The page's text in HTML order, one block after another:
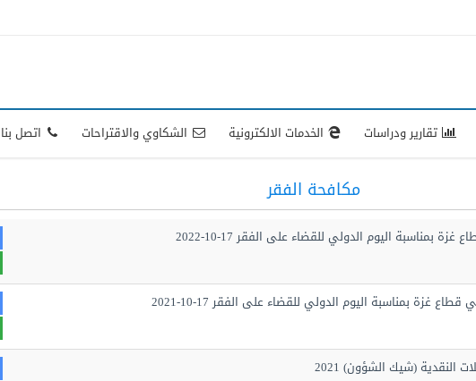
تقارير ودراسات الخدمات الالكترونية الشكاوي والاقتراحات اتصل بنا
مكافحة الفقر
اليوم الدولي للقضاء على الفقر 17-10-2022
غزة بمناسبة اليوم الدولي للقضاء على الفقر 17-10-2021
النقدية (شيك الشؤون) 2021